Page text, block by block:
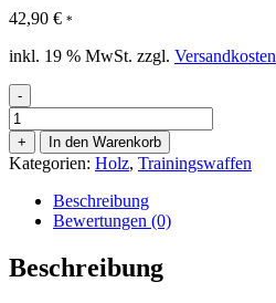
42,90 € *
inkl. 19 % MwSt. zzgl. Versandkosten
-
Bo
Roteiche
ca
182
Menge
+ In den Warenkorb
Kategorien: Holz, Trainingswaffen
Beschreibung
Bewertungen (0)
Beschreibung